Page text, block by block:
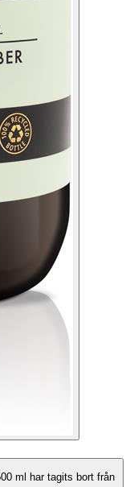
ml har tagits bort från